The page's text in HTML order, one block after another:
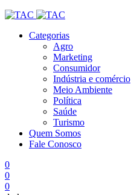
Categorias
Agro
Marketing
Consumidor
Indústria e comércio
Meio Ambiente
Política
Saúde
Turismo
Quem Somos
Fale Conosco
0
0
0